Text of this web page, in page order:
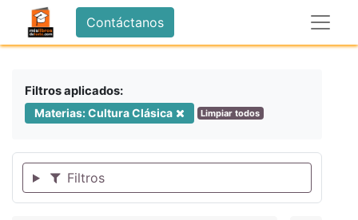
Contáctanos
Filtros aplicados:
Materias: Cultura Clásica Limpiar todos
Filtros